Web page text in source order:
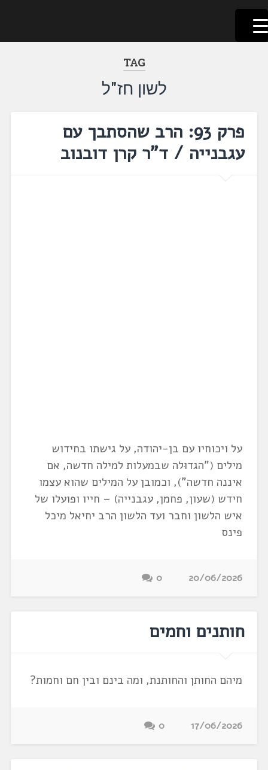
דלג
לתוכן
לשוניאדה
עברית. לשון. שפה
TAG
לשון חז"ל
פרק 93: הרב שהסתבך עם
עגבנייה / ד"ר קרן דובנוב
על ויכוחיו עם בן-יהודה, על גישתו בחידוש
מילים ("הגדוּלה שבמעלות למילה חדשה, אם
איננה חדשה"), וכמובן על המילים שהוא עצמו
חידש (שעון, פחמן, עגבנייה) – חייו ופועלו של
איש הלשון וחבר ועד הלשון הרב יחיאל מיכל
פינס
20/06/2026
0
חותנים וחמים
מיהם החותן והחותנת, ומה בינם ובין חם וחמות?
17/06/2026
0